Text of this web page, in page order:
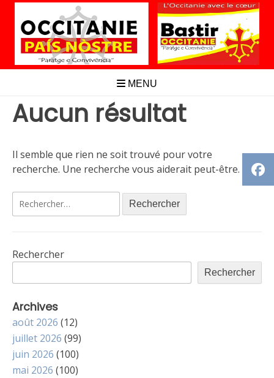
Aller
contenu
MENU
Aucun résultat
Il semble que rien ne soit trouvé pour votre
recherche. Une recherche vous aiderait peut-être.
Rechercher :
Rechercher
Rechercher
Archives
août 2026 (12)
juillet 2026 (99)
juin 2026 (100)
mai 2026 (100)